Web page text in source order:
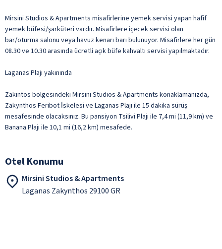
Mirsini Studios & Apartments misafirlerine yemek servisi yapan hafif
yemek büfesi/şarküteri vardır. Misafirlere içecek servisi olan
bar/oturma salonu veya havuz kenarı barı bulunuyor. Misafirlere her gün
08.30 ve 10.30 arasında ücretli açık büfe kahvaltı servisi yapılmaktadır.
Laganas Plajı yakınında
Zakintos bölgesindeki Mirsini Studios & Apartments konaklamanızda,
Zakynthos Feribot İskelesi ve Laganas Plajı ile 15 dakika sürüş
mesafesinde olacaksınız. Bu pansiyon Tsilivi Plajı ile 7,4 mi (11,9 km) ve
Banana Plajı ile 10,1 mi (16,2 km) mesafede.
Otel Konumu
Mirsini Studios & Apartments
Laganas Zakynthos 29100 GR